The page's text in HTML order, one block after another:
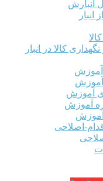
در انبار